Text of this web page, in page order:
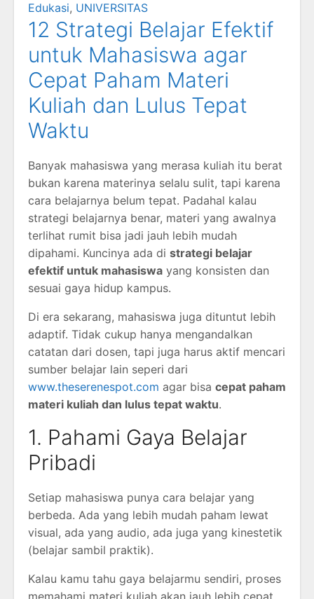
Edukasi, UNIVERSITAS
12 Strategi Belajar Efektif
untuk Mahasiswa agar
Cepat Paham Materi
Kuliah dan Lulus Tepat
Waktu
Banyak mahasiswa yang merasa kuliah itu berat
bukan karena materinya selalu sulit, tapi karena
cara belajarnya belum tepat. Padahal kalau
strategi belajarnya benar, materi yang awalnya
terlihat rumit bisa jadi jauh lebih mudah
dipahami. Kuncinya ada di strategi belajar
efektif untuk mahasiswa yang konsisten dan
sesuai gaya hidup kampus.
Di era sekarang, mahasiswa juga dituntut lebih
adaptif. Tidak cukup hanya mengandalkan
catatan dari dosen, tapi juga harus aktif mencari
sumber belajar lain seperi dari
www.theserenespot.com agar bisa cepat paham
materi kuliah dan lulus tepat waktu.
1. Pahami Gaya Belajar
Pribadi
Setiap mahasiswa punya cara belajar yang
berbeda. Ada yang lebih mudah paham lewat
visual, ada yang audio, ada juga yang kinestetik
(belajar sambil praktik).
Kalau kamu tahu gaya belajarmu sendiri, proses
memahami materi kuliah akan jauh lebih cepat